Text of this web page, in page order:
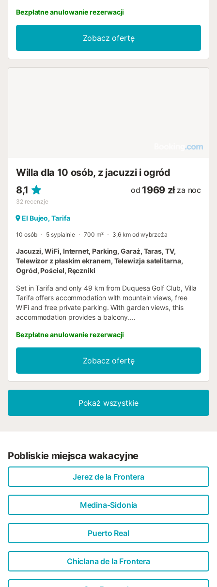
Bezpłatne anulowanie rezerwacji
Zobacz ofertę
Willa dla 10 osób, z jacuzzi i ogród
8,1
32 recenzje
od 1969 zł za noc
El Bujeo, Tarifa
10 osób 5 sypialnie 700 m² 3,6 km od wybrzeża
Jacuzzi, WiFi, Internet, Parking, Garaż, Taras, TV,
Telewizor z płaskim ekranem, Telewizja satelitarna,
Ogród, Pościel, Ręczniki
Set in Tarifa and only 49 km from Duquesa Golf Club, Villa
Tarifa offers accommodation with mountain views, free
WiFi and free private parking. With garden views, this
accommodation provides a balcony....
Bezpłatne anulowanie rezerwacji
Zobacz ofertę
Pokaż wszystkie
Pobliskie miejsca wakacyjne
Jerez de la Frontera
Medina-Sidonia
Puerto Real
Chiclana de la Frontera